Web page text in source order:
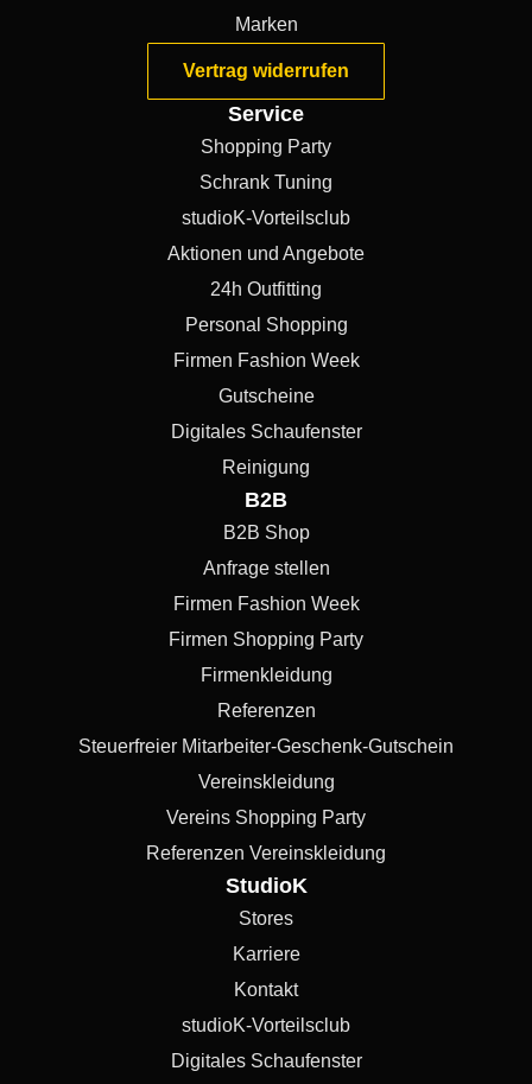
Marken
Vertrag widerrufen
Service
Shopping Party
Schrank Tuning
studioK-Vorteilsclub
Aktionen und Angebote
24h Outfitting
Personal Shopping
Firmen Fashion Week
Gutscheine
Digitales Schaufenster
Reinigung
B2B
B2B Shop
Anfrage stellen
Firmen Fashion Week
Firmen Shopping Party
Firmenkleidung
Referenzen
Steuerfreier Mitarbeiter-Geschenk-Gutschein
Vereinskleidung
Vereins Shopping Party
Referenzen Vereinskleidung
StudioK
Stores
Karriere
Kontakt
studioK-Vorteilsclub
Digitales Schaufenster